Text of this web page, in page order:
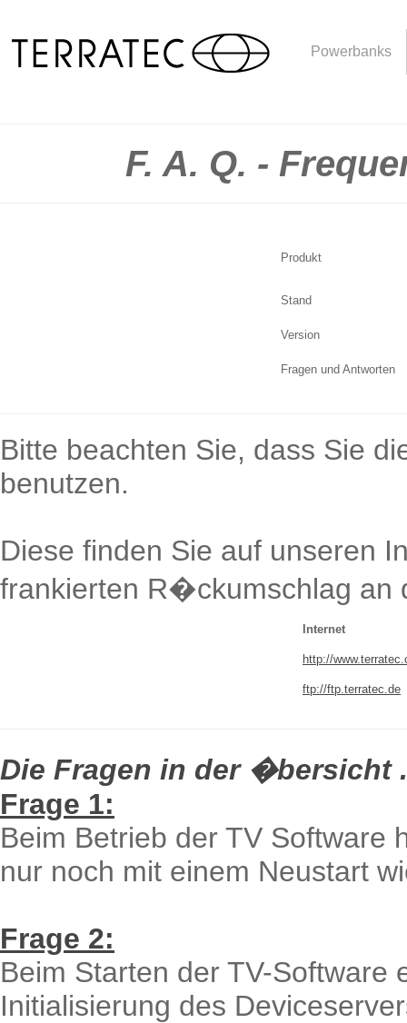
Powerbanks
F. A. Q. -
Produkt
Stand
Version
Fragen und Antworten
Bitte beachten Sie, dass Sie
benutzen.
Diese finden Sie auf unseren
frankierten R�ckumschlag an
Internet
http://
ftp://ftp.terratec.de
Die Fragen in der �bersicht
Frage 1:
Beim Betrieb der TV Software
nur noch mit einem Neustart
Frage 2:
Beim Starten der TV-Software
Initialisierung des